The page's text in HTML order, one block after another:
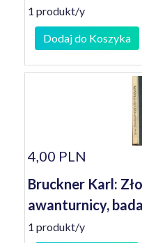
1 produkt/y
Dodaj do Koszyka
4,00 PLN
Bruckner Karl:
awanturnicy,
1 produkt/y